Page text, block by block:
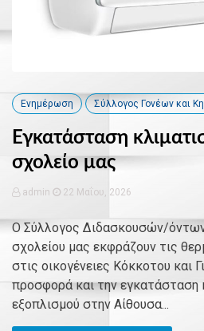
Ενημέρωση Σύλλογος Γονέων και
Εγκατάσταση
σχολείο μας
admin 22 Μαΐου, 2026
Ο Σύλλογος Διδασκουσών/όντων
σχολείου μας εκφράζουν τις
στις οικογένειες Κόκκοτου και
προσφορά και την εγκατάσταση
εξοπλισμού στην Αίθουσα...